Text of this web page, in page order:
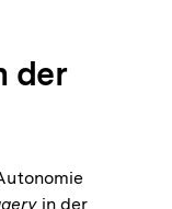
der
in der